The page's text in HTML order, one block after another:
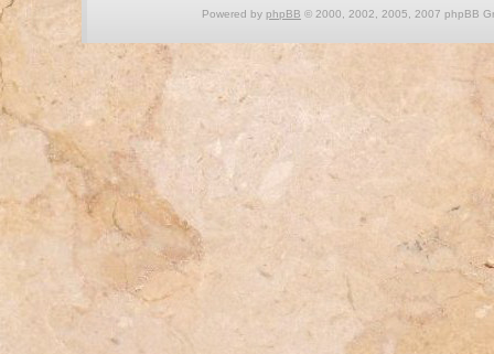
Powered by phpBB © 2000, 2002, 2005, 2007 phpBB